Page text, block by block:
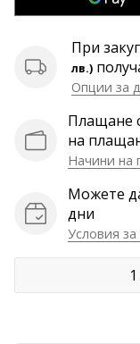
или
форум?
Накарайте
генерират
приходи.
Покажи
При
лв.)
Опции за
Плащане
на
Начини на
Можете
дни
Условия